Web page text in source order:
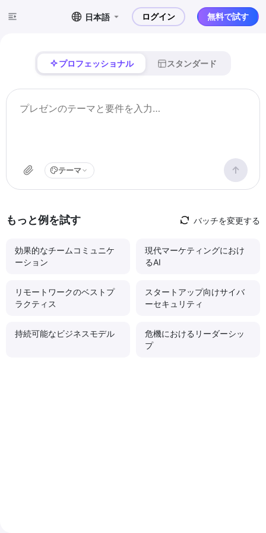
日本語 ログイン 無料で試す
プロフェッショナル スタンダード
テーマ
もっと例を試す バッチを変更する
効果的なチームコミュニケ
ーション
現代マーケティングにおけ
るAI
リモートワークのベストプ
ラクティス
スタートアップ向けサイバ
ーセキュリティ
持続可能なビジネスモデル
危機におけるリーダーシッ
プ